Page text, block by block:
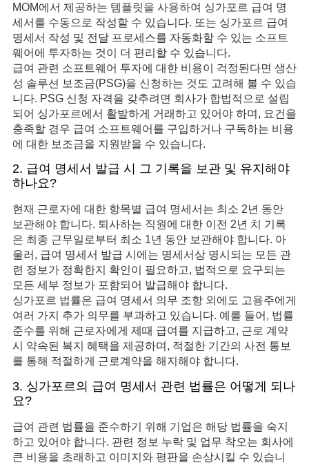
MOM에서 제공하는 템플릿을 사용하여 싱가포르 급여 명
세서를 수동으로 작성할 수 있습니다. 또는 싱가포르 급여
명세서 작성 및 전달 프로세스를 자동화할 수 있는 소프트
웨어에 투자하는 것이 더 편리할 수 있습니다.
급여 관련 소프트웨어 투자에 대한 비용이 걱정된다면 생산
성 솔루션 보조금(PSG)을 신청하는 것도 고려해 볼 수 있습
니다. PSG 신청 자격을 갖추려면 회사가 합법적으로 설립
되어 싱가포르에서 활발하게 거래하고 있어야 하며, 요건을
충족할 경우 급여 소프트웨어를 구입하거나 구독하는 비용
에 대한 보조금을 지원받을 수 있습니다.
2. 급여 명세서 발급 시 그 기록을 보관 및 유지해야
하나요?
현재 근로자에 대한 항목별 급여 명세서는 최소 2년 동안
보관해야 합니다. 퇴사하는 직원에 대한 이전 2년 치 기록
은 최종 근무일로부터 최소 1년 동안 보관해야 합니다. 아
울러, 급여 명세서 발급 시에는 명세서상 명시되는 모든 관
련 정보가 정확한지 확인이 필요하고, 법적으로 요구되는
모든 세부 정보가 포함되어 발급해야 합니다.
싱가포르 법률은 급여 명세서 의무 조항 외에도 고용주에게
여러 가지 추가 의무를 부과하고 있습니다. 예를 들어, 법률
준수를 위해 근로자에게 제때 급여를 지급하고, 근로 계약
시 약속된 복지 혜택을 제공하며, 적절한 기간의 사전 통보
를 통해 적절하게 근로계약을 해지해야 합니다.
3. 싱가포르의 급여 명세서 관련 법률은 어떻게 되나
요?
급여 관련 법률을 준수하기 위해 기업은 해당 법률을 숙지
하고 있어야 합니다. 관련 정보 누락 및 업무 착오는 회사에
큰 비용을 초래하고 이미지와 평판을 손상시킬 수 있습니